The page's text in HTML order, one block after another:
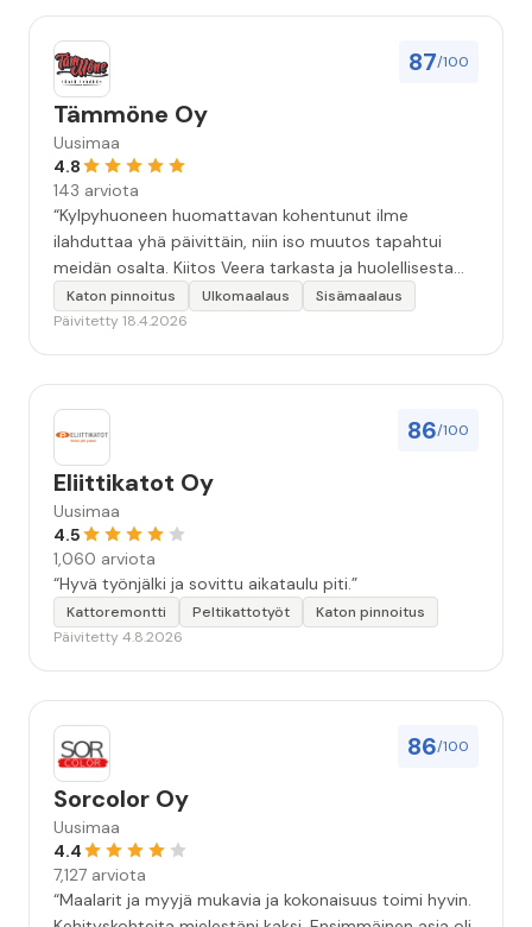
vuorokautta pihalle...kunnes naapuri uskaltautui
pihallemme ja sulki hanan. Hieman siis tarkkuutta
hommiin ja hyvä tulee. ”
87/100
Tämmöne Oy
Uusimaa
4.8
143 arviota
“Kylpyhuoneen huomattavan kohentunut ilme
ilahduttaa yhä päivittäin, niin iso muutos tapahtui
meidän osalta. Kiitos Veera tarkasta ja huolellisesta
työstä, sekä ystävällisestä palvelusta!”
Katon pinnoitus Ulkomaalaus
Sisämaalaus
Päivitetty 18.4.2026
86/100
Eliittikatot Oy
Uusimaa
4.5
1,060 arviota
“Hyvä työnjälki ja sovittu aikataulu piti.”
Kattoremontti Peltikattotyöt
Katon pinnoitus
Päivitetty 4.8.2026
86/100
Sorcolor Oy
Uusimaa
4.4
7,127 arviota
“Maalarit ja myyjä mukavia ja kokonaisuus toimi hyvin.